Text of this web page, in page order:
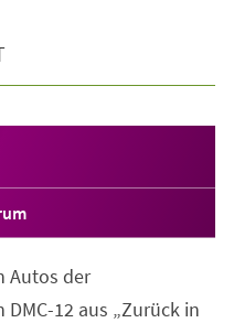
Autos der
12 aus „Zurück in